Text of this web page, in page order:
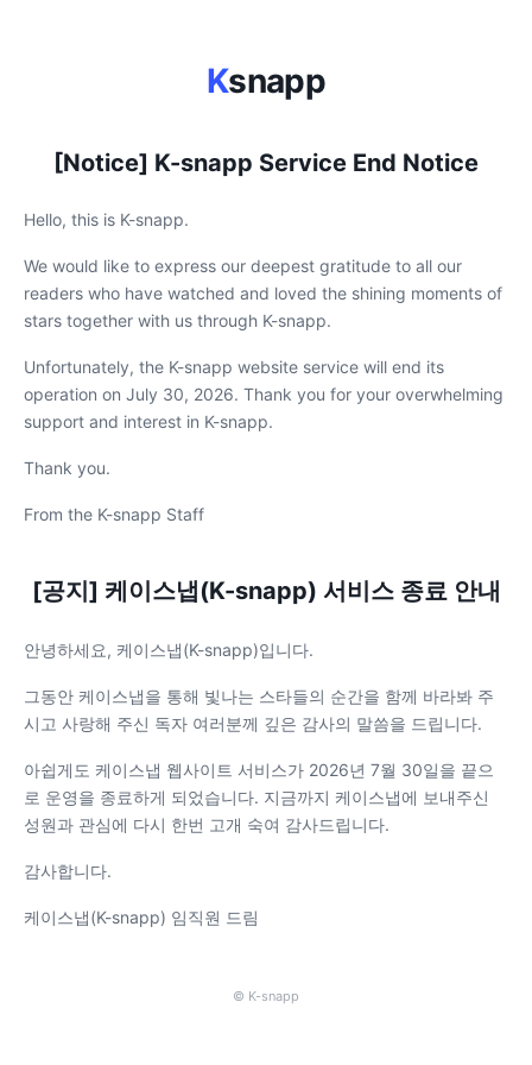
Ksnapp
[Notice] K-snapp Service End Notice
Hello, this is K-snapp.
We would like to express our deepest gratitude to all our
readers who have watched and loved the shining moments of
stars together with us through K-snapp.
Unfortunately, the K-snapp website service will end its
operation on July 30, 2026. Thank you for your overwhelming
support and interest in K-snapp.
Thank you.
From the K-snapp Staff
[공지] 케이스냅(K-snapp) 서비스 종료 안내
안녕하세요, 케이스냅(K-snapp)입니다.
그동안 케이스냅을 통해 빛나는 스타들의 순간을 함께 바라봐 주
시고 사랑해 주신 독자 여러분께 깊은 감사의 말씀을 드립니다.
아쉽게도 케이스냅 웹사이트 서비스가 2026년 7월 30일을 끝으
로 운영을 종료하게 되었습니다. 지금까지 케이스냅에 보내주신
성원과 관심에 다시 한번 고개 숙여 감사드립니다.
감사합니다.
케이스냅(K-snapp) 임직원 드림
© K-snapp